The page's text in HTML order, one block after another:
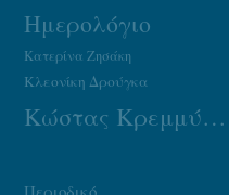
Ημερολόγιο
Κατερίνα Ζησάκη
Κλεονίκη Δρούγκα
Κώστας Κρεμμύδας